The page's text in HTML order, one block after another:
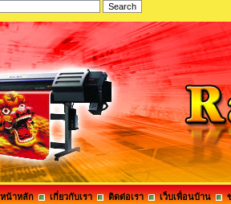
หน้าหลัก เกี่ยวกับเรา ติดต่อเรา เว็บเพื่อนบ้าน